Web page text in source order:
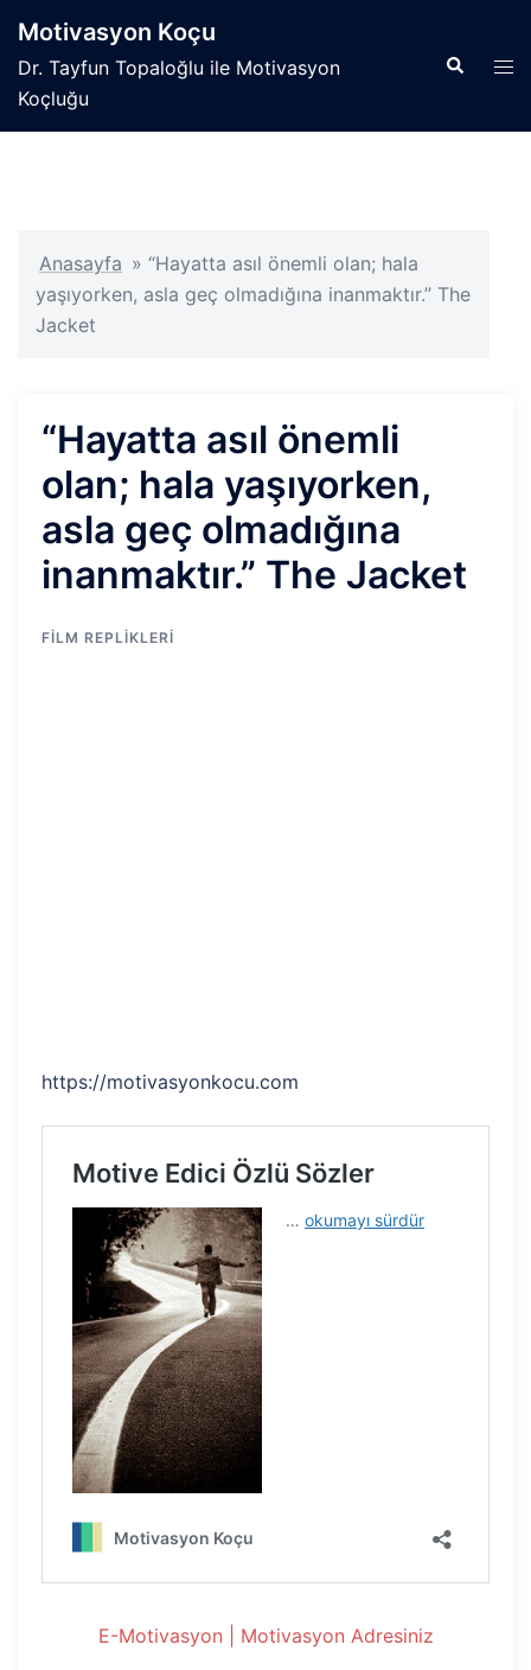
atlaMotivasyon Koçu
Dr. Tayfun Topaloğlu ile Motivasyon
Koçluğu
Search
Anasayfa » “Hayatta asıl önemli olan; hala
yaşıyorken, asla geç olmadığına inanmaktır.” The
Jacket
“Hayatta asıl önemli
olan; hala yaşıyorken,
asla geç olmadığına
inanmaktır.” The Jacket
FILM REPLIKLERI
https://motivasyonkocu.com
E-Motivasyon | Motivasyon Adresiniz